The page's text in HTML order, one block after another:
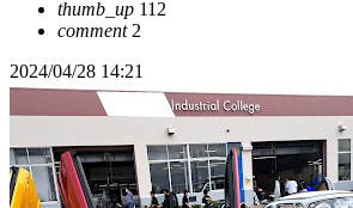
thumb_up 112
comment2
2024/04/28 14:21